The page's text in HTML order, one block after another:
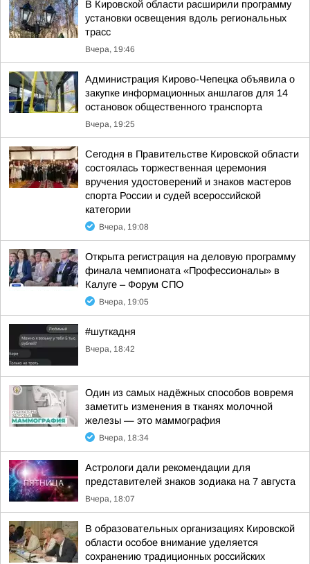
В Кировской области расширили программу
установки освещения вдоль региональных
трасс
Вчера, 19:46
Администрация Кирово-Чепецка объявила о
закупке информационных аншлагов для 14
остановок общественного транспорта
Вчера, 19:25
Сегодня в Правительстве Кировской области
состоялась торжественная церемония
вручения удостоверений и знаков мастеров
спорта России и судей всероссийской
категории
Вчера, 19:08
Открыта регистрация на деловую программу
финала чемпионата «Профессионалы» в
Калуге – Форум СПО
Вчера, 19:05
#шуткадня
Вчера, 18:42
Один из самых надёжных способов вовремя
заметить изменения в тканях молочной
железы — это маммография
Вчера, 18:34
Астрологи дали рекомендации для
представителей знаков зодиака на 7 августа
Вчера, 18:07
В образовательных организациях Кировской
области особое внимание уделяется
сохранению традиционных российских